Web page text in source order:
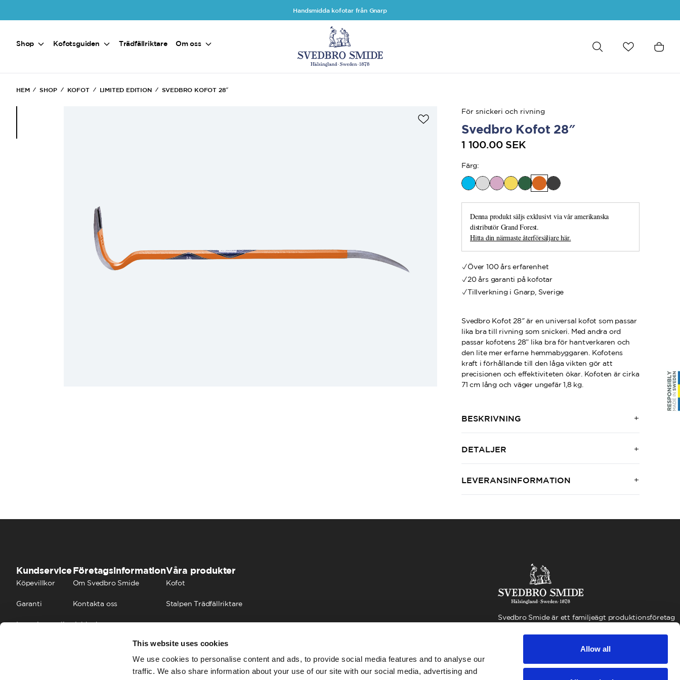
This website uses cookies
We use cookies to personalise content and ads, to provide social media features and to analyse our
traffic. We also share information about your use of our site with our social media, advertising and
Allow all
Handsmidda kofotar från Gnarp
Shop Kofotsguiden Trädfällriktare Om oss
HEM SHOP KOFOT LIMITED EDITION SVEDBRO KOFOT 28″
För snickeri och rivning
Svedbro Kofot 28″
1 100.00 SEK
Färg:
Denna produkt säljs exklusivt via vår amerikanska
distributör Grand Forest.
Hitta din närmaste återförsäljare här.
Över 100 års erfarenhet
20 års garanti på kofotar
Tillverkning i Gnarp, Sverige
Svedbro Kofot 28″ är en universal kofot som passar
lika bra till rivning som snickeri. Med andra ord
passar kofotens 28” lika bra för hantverkaren och
den lite mer erfarne hemmabyggaren. Kofotens
kraft i förhållande till den låga vikten gör att
precisionen och effektiviteten ökar. Kofoten är cirka
71 cm lång och väger ungefär 1,8 kg.
BESKRIVNING
DETALJER
LEVERANSINFORMATION
Kundservice
Köpevillkor
Garanti
Integritetspolicy
Företagsinformation
Om Svedbro Smide
Kontakta oss
Jobba hos oss
Våra produkter
Kofot
Stalpen Trädfällriktare
Svedbro Smide är ett familjeägt produktionsföretag
företaget funnits, har vi byggt upp en verksamhet
kring smidesproduktion och smideskunskap, med
är idag fokuserad på Svedbro Kofot och